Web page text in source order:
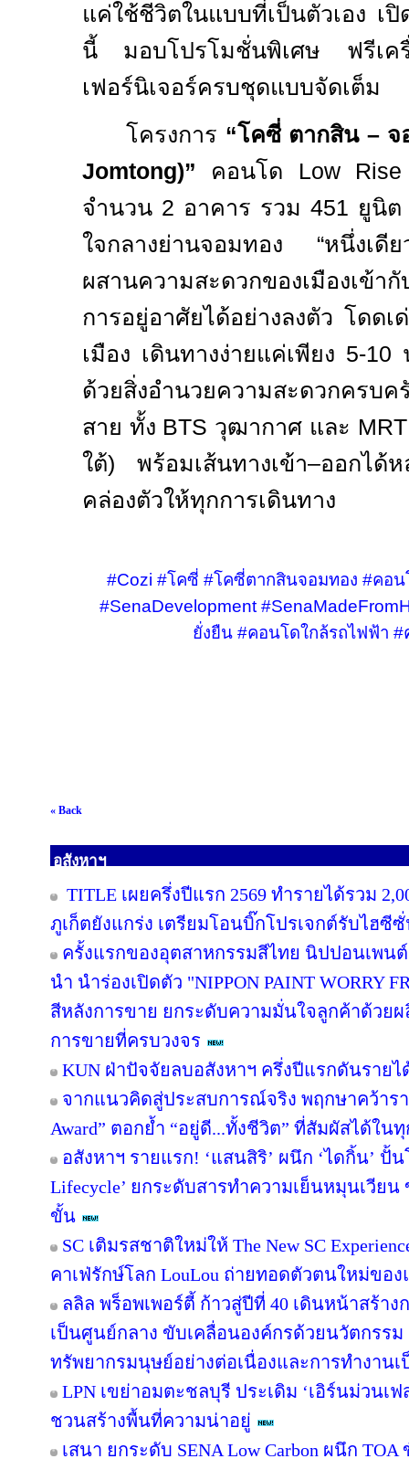
แค่ใช้ชีวิตในแบบที่เป็นตัวเอง เ
นี้ มอบโปรโมชั่นพิเศษ ฟรีเค
เฟอร์นิเจอร์ครบชุดแบบจัดเต็ม
โครงการ “โคซี่ ตากสิน – จ
Jomtong)” คอนโด Low
จำนวน 2 อาคาร รวม 451 ยูนิต
ใจกลางย่านจอมทอง “หนึ่งเ
ผสานความสะดวกของเมืองเข้า
การอยู่อาศัยได้อย่างลงตัว โดดเ
เมือง เดินทางง่ายแค่เพียง 5-10
ด้วยสิ่งอำนวยความสะดวกครบ
สาย ทั้ง BTS วุฒากาศ และ
ใต้) พร้อมเส้นทางเข้า–ออกได้
คล่องตัวให้ทุกการเดินทาง
#Cozi #โคซี่ #โคซี่ตากสินจอมทอง #คอน
#SenaDevelopment
ยั่งยืน #คอนโดใกล้รถไฟฟ้า #
« Back
อสังหาฯ
TITLE เผยครึ่งปีแรก 2569 ทำรายได้รวม
ภูเก็ตยังแกร่ง เตรียมโอนบิ๊กโปรเจกต์รับไฮซี
ครั้งแรกของอุตสาหกรรมสีไทย นิปปอนเพน
นำ นำร่องเปิดตัว "NIPPON PAINT
สีหลังการขาย ยกระดับความมั่นใจลูกค้าด้ว
การขายที่ครบวงจร
KUN ฝ่าปัจจัยลบอสังหาฯ ครึ่งปีแรกดันรายไ
จากแนวคิดสู่ประสบการณ์จริง พฤกษาคว้ารา
Award” ตอกย้ำ “อยู่ดี...ทั้งชีวิต” ที่สัมผัสได้ใน
อสังหาฯ รายแรก! ‘แสนสิริ’ ผนึก ‘ไดกิ้น’ ปั้น
Lifecycle’ ยกระดับสารทำความเย็นหมุนเวียน
ขั้น
SC เติมรสชาติใหม่ให้ The New SC
คาเฟ่รักษ์โลก LouLou ถ่ายทอดตัวตนใหม่ขอ
ลลิล พร็อพเพอร์ตี้ ก้าวสู่ปีที่ 40 เดินหน้าสร้า
เป็นศูนย์กลาง ขับเคลื่อนองค์กรด้วยนวัตกรร
ทรัพยากรมนุษย์อย่างต่อเนื่องและการทำงาน
LPN เขย่าอมตะชลบุรี ประเดิม ‘เอิร์นม่วนเฟ
ชวนสร้างพื้นที่ความน่าอยู่
เสนา ยกระดับ SENA Low Carbon ผนึก TOA